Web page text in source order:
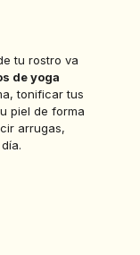
tu rostro va
de yoga
tonificar tus
piel de forma
arrugas,